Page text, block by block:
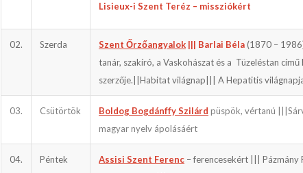
Lisieux-i Szent Teréz – missziókért
02. Szerda Szent Őrzőangyalok ||| Barlai Béla(1870 –
tanár, szakíró, a Vaskohászat és a Tüzeléstan
szerzője.||Habitat világnap||| A Hepatitis
03. Csütörtök Boldog Bogdánffy Szilárd püspök, vértanú
magyar nyelv ápolásáért
04. Péntek Assisi Szent Ferenc – ferencesekért ||| Pázmány